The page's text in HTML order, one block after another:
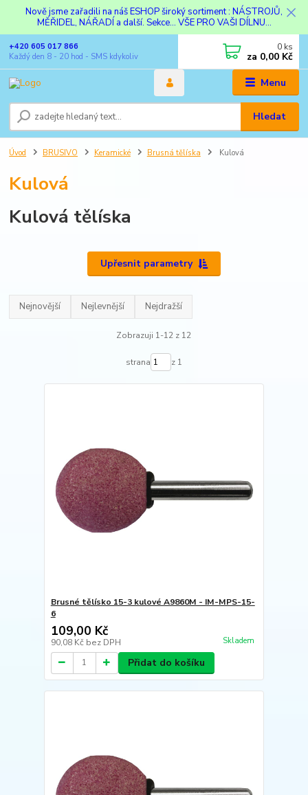
Nově jsme zařadili na náš ESHOP široký sortiment : NÁSTROJŮ,
MĚŘIDEL, NÁŘADÍ a další. Sekce... VŠE PRO VAŠI DÍLNU...
Menu
Hledat
+420 605 017 866
Každý den 8 - 20 hod - SMS kdykoliv
0 ks
za 0,00 Kč
Úvod BRUSIVO Keramické Brusná tělíska Kulová
Kulová
Kulová tělíska
Upřesnit parametry
Nejnovější Nejlevnější Nejdražší
Zobrazuji 1-12 z 12
strana z 1
Brusné tělísko 15-3 kulové A9860M - IM-MPS-15-
6
109,00 Kč
90,08 Kč bez DPH Skladem
Přidat do košíku